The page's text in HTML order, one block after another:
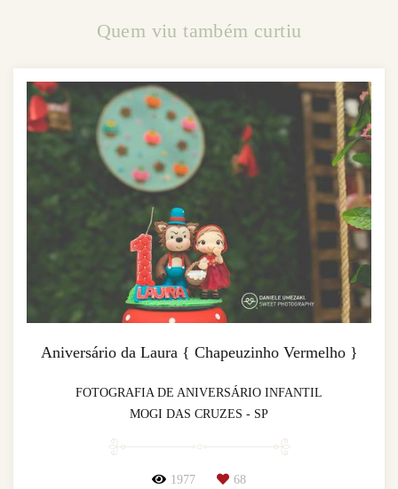
Quem viu também curtiu
Aniversário da Laura { Chapeuzinho Vermelho }
FOTOGRAFIA DE ANIVERSÁRIO INFANTIL
MOGI DAS CRUZES - SP
1977 68